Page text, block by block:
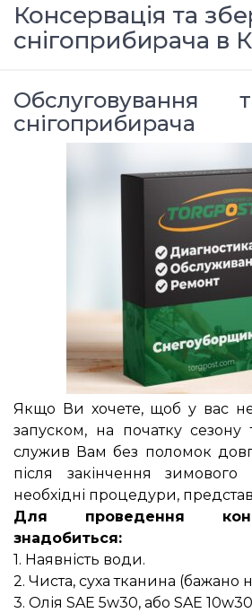
Консервація та
снігоприбирача в
Обслуговування
снігоприбирача
Якщо Ви хочете, щоб у вас
запуском, на початку сезону
служив Вам без поломок
після закінчення зимового
необхідні процедури,
Для проведення
знадобиться:
1. Наявність води.
2. Чиста, суха тканина (бажано
3. Олія SAE 5w30, або SAE